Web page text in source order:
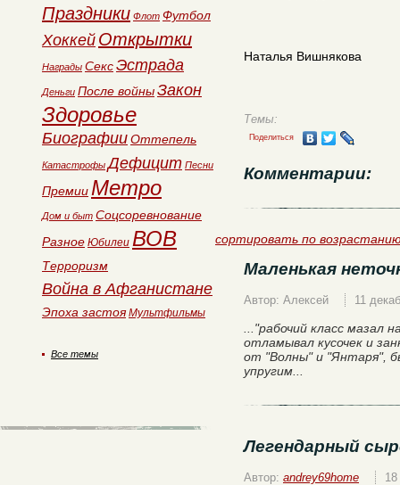
Наталья Вишнякова
Темы:
Поделиться
Комментарии:
сортировать по
Маленькая
Автор: Алексей 11
..."рабочий класс мазал
отламывал кусочек и
от "Волны" и "Янтаря",
упругим...
Легендарный
Автор: andrey69home
Праздники Флот Футбол
Хоккей Открытки
Награды СексЭстрада
Деньги После войныЗакон
Здоровье
БиографииОттепель
Катастрофы Дефицит Песни
Премии Метро
Дом и быт Соцсоревнование
Разное Юбилеи ВОВ
Терроризм
Война в Афганистане
Эпоха застоя Мультфильмы
Все темы